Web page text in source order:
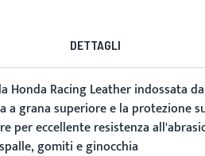
DETTAGLI
Honda Racing Leatherindossata
a grana superiore e la
per eccellente resistenza
gomiti e ginocchia